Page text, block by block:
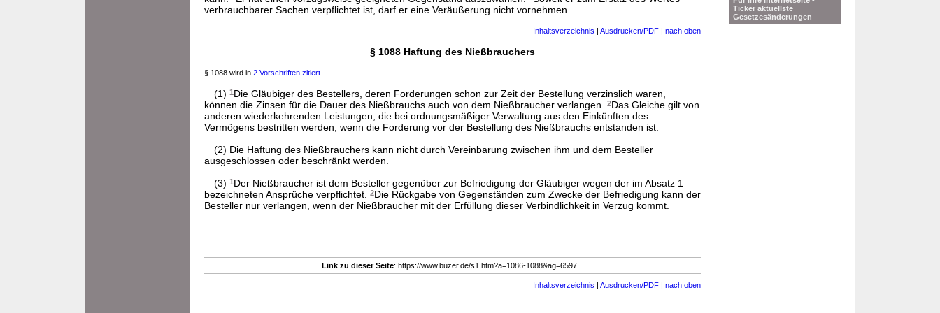
verbrauchbarer Sachen verpflichtet ist, darf er eine Veräußerung nicht vornehmen.
Inhaltsverzeichnis | Ausdrucken/PDF | nach oben
§ 1088 Haftung des Nießbrauchers
§ 1088 wird in 2 Vorschriften zitiert
(1) 1Die Gläubiger des Bestellers, deren Forderungen schon zur Zeit der Bestellung verzinslich waren,
können die Zinsen für die Dauer des Nießbrauchs auch von dem Nießbraucher verlangen.
2Das Gleiche gilt von
anderen wiederkehrenden Leistungen, die bei ordnungsmäßiger Verwaltung aus den Einkünften des
Vermögens bestritten werden, wenn die Forderung vor der Bestellung des Nießbrauchs entstanden ist.
(2) Die Haftung des Nießbrauchers kann nicht durch Vereinbarung zwischen ihm und dem Besteller
ausgeschlossen oder beschränkt werden.
(3) 1Der Nießbraucher ist dem Besteller gegenüber zur Befriedigung der Gläubiger wegen der im Absatz 1
bezeichneten Ansprüche verpflichtet.
2Die Rückgabe von Gegenständen zum Zwecke der Befriedigung kann der
Besteller nur verlangen, wenn der Nießbraucher mit der Erfüllung dieser Verbindlichkeit in Verzug kommt.
Link zu dieser Seite: https://www.buzer.de/s1.htm?a=1086-1088&ag=6597
Inhaltsverzeichnis | Ausdrucken/PDF | nach oben
Ticker aktuellste
Gesetzesänderungen